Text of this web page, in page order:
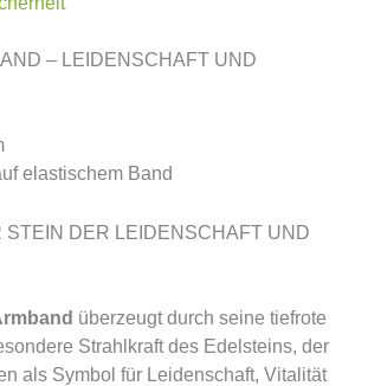
– LEIDENSCHAFT UND
elastischem Band
STEIN DER LEIDENSCHAFT UND
überzeugt durch seine tiefrote
Strahlkraft des Edelsteins, der
als Symbol für Leidenschaft, Vitalität